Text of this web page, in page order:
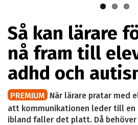
Så kan lärare
nå fram till
adhd och
PREMIUM När lärare pratar med
att kommunikationen leder till en
ibland faller det platt. Då behöver